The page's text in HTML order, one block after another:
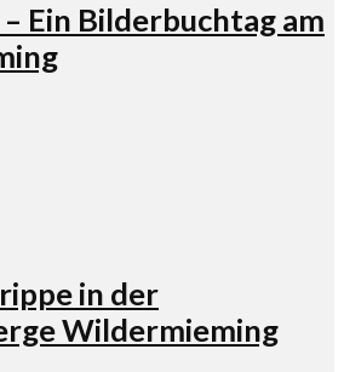
Ein Bilderbuchtag am
in der
Wildermieming